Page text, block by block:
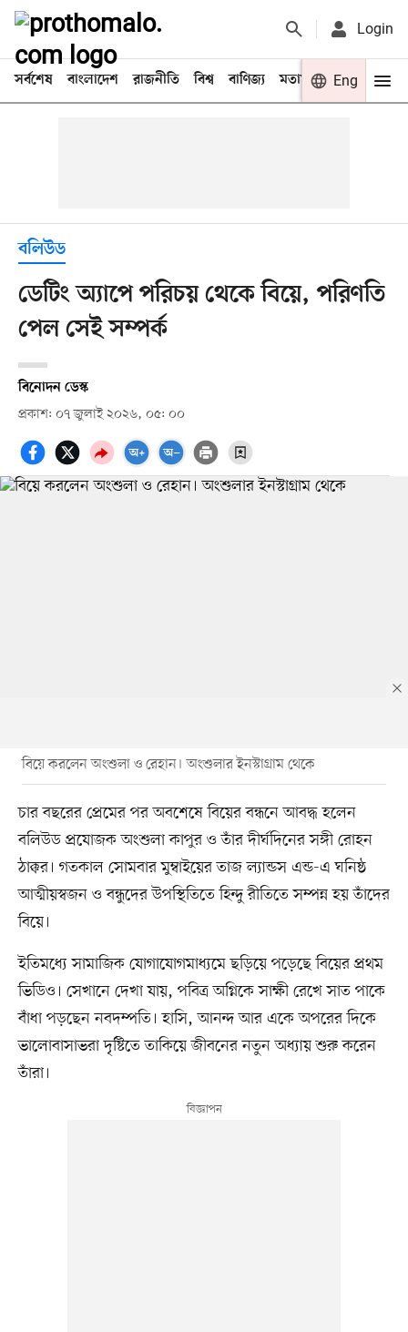
Login
সর্বশেষ বাংলাদেশ রাজনীতি বিশ্ব বাণিজ্য মতামত খেলা
Eng
বলিউড
ডেটিং অ্যাপে পরিচয় থেকে বিয়ে, পরিণতি
পেল সেই সম্পর্ক
বিনোদন ডেস্ক
প্রকাশ: ০৭ জুলাই ২০২৬, ০৫: ০০
বিয়ে করলেন অংশুলা ও রেহান। অংশুলার ইনস্টাগ্রাম থেকে
চার বছরের প্রেমের পর অবশেষে বিয়ের বন্ধনে আবদ্ধ হলেন
বলিউড প্রযোজক অংশুলা কাপুর ও তাঁর দীর্ঘদিনের সঙ্গী রোহন
ঠাক্কর। গতকাল সোমবার মুম্বাইয়ের তাজ ল্যান্ডস এন্ড-এ ঘনিষ্ঠ
আত্মীয়স্বজন ও বন্ধুদের উপস্থিতিতে হিন্দু রীতিতে সম্পন্ন হয় তাঁদের
বিয়ে।
ইতিমধ্যে সামাজিক যোগাযোগমাধ্যমে ছড়িয়ে পড়েছে বিয়ের প্রথম
ভিডিও। সেখানে দেখা যায়, পবিত্র অগ্নিকে সাক্ষী রেখে সাত পাকে
বাঁধা পড়ছেন নবদম্পতি। হাসি, আনন্দ আর একে অপরের দিকে
ভালোবাসাভরা দৃষ্টিতে তাকিয়ে জীবনের নতুন অধ্যায় শুরু করেন
তাঁরা।